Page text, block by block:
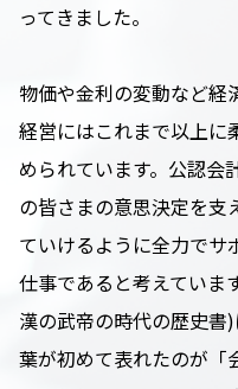
ってきました。
物価や金利の変動など経
経営にはこれまで以上に
められています。公認会
の皆さまの意思決定を支
ていけるように全力でサ
仕事であると考えていま
漢の武帝の時代の歴史
葉が初めて表れたのが「